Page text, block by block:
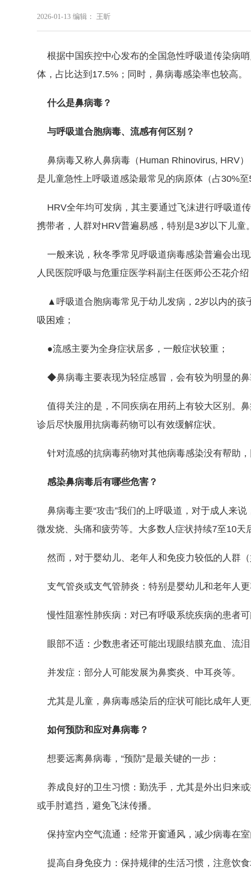
2026-01-13 编辑： 王昕
根据中国疾控中心发布的全国急性呼吸道传染病
体，占比达到17.5%；同时，鼻病毒感染率也较高。
什么是鼻病毒？
与呼吸道合胞病毒、流感有何区别？
鼻病毒又称人鼻病毒（Human Rhinovirus, HRV）
是儿童急性上呼吸道感染最常见的病原体（占30%至
HRV全年均可发病，其主要通过飞沫进行呼吸道
携带者，人群对HRV普遍易感，特别是3岁以下儿童。
一般来说，秋冬季常见呼吸道病毒感染普遍会出
人民医院呼吸与危重症医学科副主任医师公丕花介绍
▲呼吸道合胞病毒常见于幼儿发病，2岁以内的孩
吸困难；
●流感主要为全身症状居多，一般症状较重；
◆鼻病毒主要表现为轻症感冒，会有较为明显的鼻
值得关注的是，不同疾病在用药上有较大区别。
诊后尽快服用抗病毒药物可以有效缓解症状。
针对流感的抗病毒药物对其他病毒感染没有帮助
感染鼻病毒后有哪些危害？
鼻病毒主要“攻击”我们的上呼吸道，对于成人来
微发烧、头痛和疲劳等。大多数人症状持续7至10天
然而，对于婴幼儿、老年人和免疫力较低的人群
支气管炎或支气管肺炎：特别是婴幼儿和老年人更
慢性阻塞性肺疾病：对已有呼吸系统疾病的患者可
眼部不适：少数患者还可能出现眼结膜充血、流泪
并发症：部分人可能发展为鼻窦炎、中耳炎等。
尤其是儿童，鼻病毒感染后的症状可能比成年人更
如何预防和应对鼻病毒？
想要远离鼻病毒，“预防”是最关键的一步：
养成良好的卫生习惯：勤洗手，尤其是外出归来
或手肘遮挡，避免飞沫传播。
保持室内空气流通：经常开窗通风，减少病毒在室
提高自身免疫力：保持规律的生活习惯，注意饮